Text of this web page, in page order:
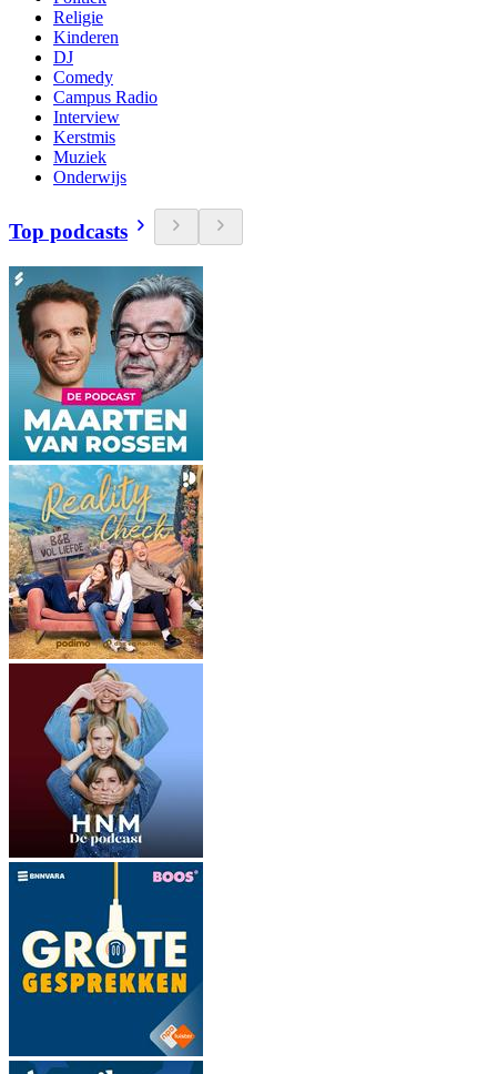
Religie
Kinderen
DJ
Comedy
Campus Radio
Interview
Kerstmis
Muziek
Onderwijs
Top podcasts